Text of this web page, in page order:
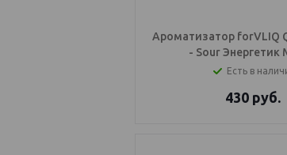
Ароматизатор forVLIQ
- Sour Энергетик
Есть в
430 руб.